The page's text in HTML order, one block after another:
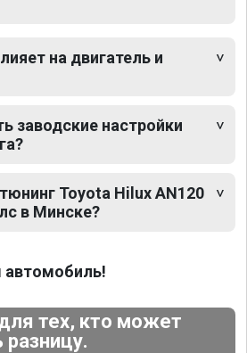
на двигатель и
заводские настройки
Toyota Hilux AN120
в Минске?
автомобиль!
тех, кто может
разницу.